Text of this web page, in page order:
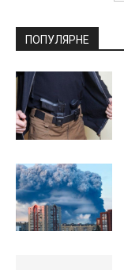
ПОПУЛЯРНЕ